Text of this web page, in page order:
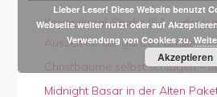
Keramikmal-Studio ISA in der
Auszeit für die ganze Familie
Christbäume selbst schlagen –
Midnight Basar in der Alten
Lieber Leser! Diese Website benutzt
Webseite weiter nutzt oder auf
Verwendung von Cookies zu.
Akzeptieren